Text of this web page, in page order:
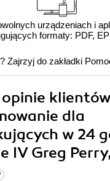
urządzeniach i
formaty: PDF,
Zajrzyj do zakładki
opinie
dla
w 24
IV Greg